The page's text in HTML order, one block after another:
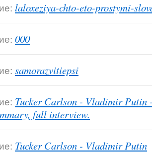
laloxeziya-chto-eto-prostymi-
000
samorazvitiepsi
Tucker Carlson - Vladimir Putin
full interview.
Tucker Carlson - Vladimir Putin